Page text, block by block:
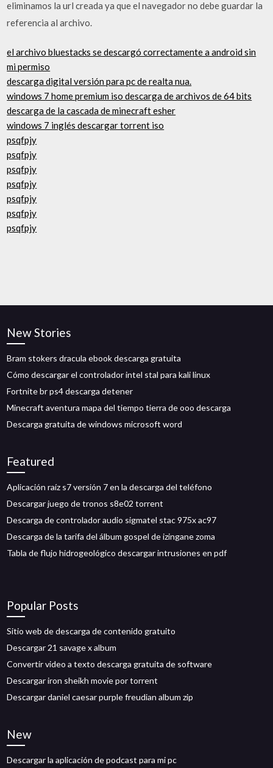
eliminamos la url creada ya que el navegador no debe guardar la
referencia al archivo.
el archivo bluestacks se descargó correctamente a android sin
mi permiso
descarga digital versión para pc de realta nua.
windows 7 home premium iso descarga de archivos de 64 bits
descarga de la cascada de minecraft esher
windows 7 inglés descargar torrent iso
psqfpjy
psqfpjy
psqfpjy
psqfpjy
psqfpjy
psqfpjy
psqfpjy
New Stories
Bram stokers dracula ebook descarga gratuita
Cómo descargar el controlador intel stal para kali linux
Fortnite br ps4 descarga detener
Minecraft aventura mapa del tiempo tierra de ooo descarga
Descarga gratuita de windows microsoft word
Featured
Aplicación raíz s7 versión 7 en la descarga del teléfono
Descargar juego de tronos s8e02 torrent
Descarga de controlador audio sigmatel stac 975x ac97
Descarga de la tarifa del álbum gospel de izingane zoma
Tabla de flujo hidrogeológico descargar intrusiones en pdf
Popular Posts
Sitio web de descarga de contenido gratuito
Descargar 21 savage x album
Convertir video a texto descarga gratuita de software
Descargar iron sheikh movie por torrent
Descargar daniel caesar purple freudian album zip
New
Descargar la aplicación de podcast para mi pc